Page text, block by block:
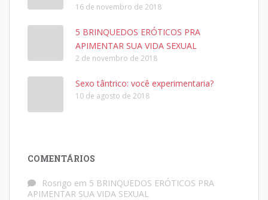
16 de novembro de 2018
5 BRINQUEDOS ERÓTICOS PRA
APIMENTAR SUA VIDA SEXUAL
2 de novembro de 2018
Sexo tântrico: você experimentaria?
10 de agosto de 2018
COMENTÁRIOS
Rosrigo em 5 BRINQUEDOS ERÓTICOS PRA
APIMENTAR SUA VIDA SEXUAL